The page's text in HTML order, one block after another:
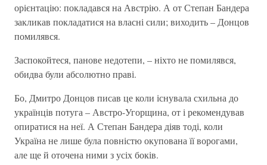
орієнтацію: покладався на Австрію. А от Степан Бандера
закликав покладатися на власні сили; виходить – Донцов
помилявся.
Заспокойтеся, панове недотепи, – ніхто не помилявся,
обидва були абсолютно праві.
Бо, Дмитро Донцов писав це коли існувала схильна до
українців потуга – Австро-Угорщина, от і рекомендував
опиратися на неї. А Степан Бандера діяв тоді, коли
Україна не лише була повністю окупована її ворогами,
але ще й оточена ними з усіх боків.